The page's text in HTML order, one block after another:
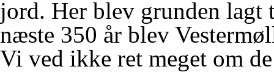
jord. Her blev grunden lagt
næste 350 år blev
Vi ved ikke ret meget om